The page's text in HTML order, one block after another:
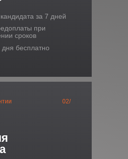
за 7 дней
при
сроков
дня бесплатно
02/